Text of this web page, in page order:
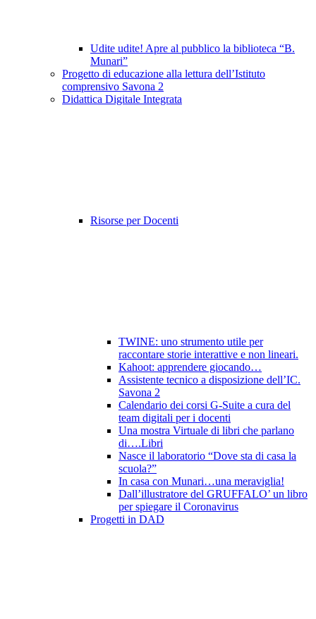
Udite udite! Apre al pubblico la biblioteca “B.
Munari”
Progetto di educazione alla lettura dell’Istituto
comprensivo Savona 2
Didattica Digitale Integrata
Risorse per Docenti
TWINE: uno strumento utile per
raccontare storie interattive e non lineari.
Kahoot: apprendere giocando…
Assistente tecnico a disposizione dell’IC.
Savona 2
Calendario dei corsi G-Suite a cura del
team digitali per i docenti
Una mostra Virtuale di libri che parlano
di….Libri
Nasce il laboratorio “Dove sta di casa la
scuola?”
In casa con Munari…una meraviglia!
Dall’illustratore del GRUFFALO’ un libro
per spiegare il Coronavirus
Progetti in DAD